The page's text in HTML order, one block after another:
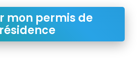
mon permis de
résidence